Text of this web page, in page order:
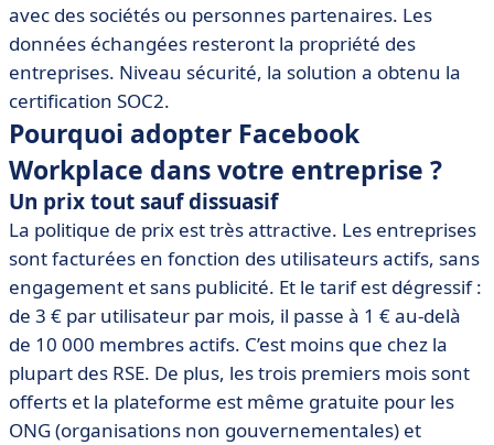
avec des sociétés ou personnes partenaires. Les
données échangées resteront la propriété des
entreprises. Niveau sécurité, la solution a obtenu la
certification SOC2.
Pourquoi adopter Facebook
Workplace dans votre entreprise ?
Un prix tout sauf dissuasif
La politique de prix est très attractive. Les entreprises
sont facturées en fonction des utilisateurs actifs, sans
engagement et sans publicité. Et le tarif est dégressif :
de 3 € par utilisateur par mois, il passe à 1 € au-delà
de 10 000 membres actifs. C’est moins que chez la
plupart des RSE. De plus, les trois premiers mois sont
offerts et la plateforme est même gratuite pour les
ONG (organisations non gouvernementales) et